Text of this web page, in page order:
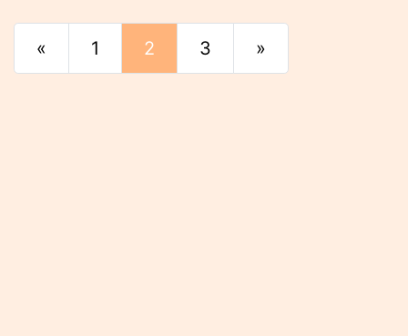
« Principio
1 2 3 »